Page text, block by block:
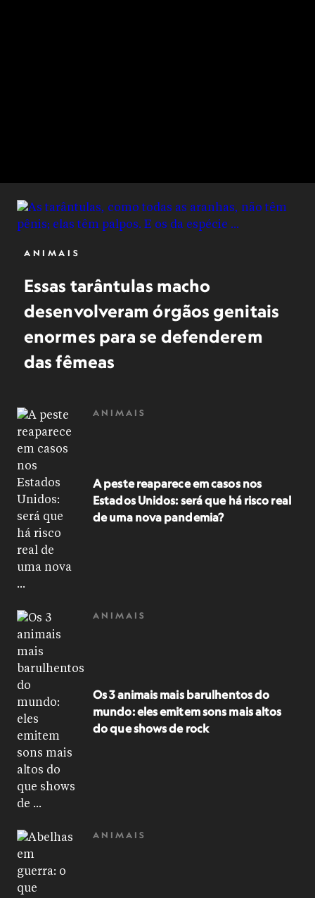
ANIMAIS
Essas tarântulas macho
desenvolveram órgãos genitais
enormes para se defenderem
das fêmeas
ANIMAIS
A peste reaparece em casos nos
Estados Unidos: será que há risco real
de uma nova pandemia?
ANIMAIS
Os 3 animais mais barulhentos do
mundo: eles emitem sons mais altos
do que shows de rock
ANIMAIS